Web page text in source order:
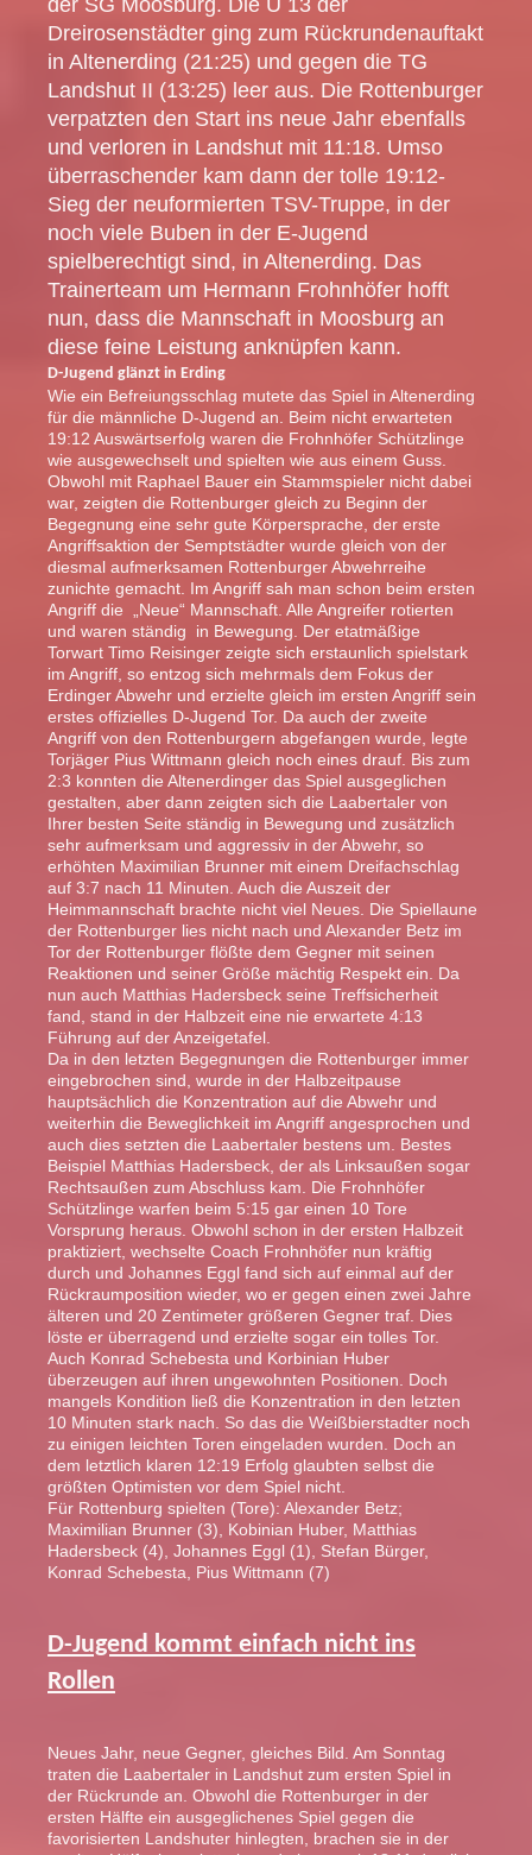
Dreirosenstädter ging zum Rückrundenauftakt
in Altenerding (21:25) und gegen die TG
Landshut II (13:25) leer aus. Die Rottenburger
verpatzten den Start ins neue Jahr ebenfalls
und verloren in Landshut mit 11:18. Umso
überraschender kam dann der tolle 19:12-
Sieg der neuformierten TSV-Truppe, in der
noch viele Buben in der E-Jugend
spielberechtigt sind, in Altenerding. Das
Trainerteam um Hermann Frohnhöfer hofft
nun, dass die Mannschaft in Moosburg an
diese feine Leistung anknüpfen kann.
D-Jugend glänzt in Erding
Wie ein Befreiungsschlag mutete das Spiel in Altenerding
für die männliche D-Jugend an. Beim nicht erwarteten
19:12 Auswärtserfolg waren die Frohnhöfer Schützlinge
wie ausgewechselt und spielten wie aus einem Guss.
Obwohl mit Raphael Bauer ein Stammspieler nicht dabei
war, zeigten die Rottenburger gleich zu Beginn der
Begegnung eine sehr gute Körpersprache, der erste
Angriffsaktion der Semptstädter wurde gleich von der
diesmal aufmerksamen Rottenburger Abwehrreihe
zunichte gemacht. Im Angriff sah man schon beim ersten
Angriff die „Neue“ Mannschaft. Alle Angreifer rotierten
und waren ständig in Bewegung. Der etatmäßige
Torwart Timo Reisinger zeigte sich erstaunlich spielstark
im Angriff, so entzog sich mehrmals dem Fokus der
Erdinger Abwehr und erzielte gleich im ersten Angriff sein
erstes offizielles D-Jugend Tor. Da auch der zweite
Angriff von den Rottenburgern abgefangen wurde, legte
Torjäger Pius Wittmann gleich noch eines drauf. Bis zum
2:3 konnten die Altenerdinger das Spiel ausgeglichen
gestalten, aber dann zeigten sich die Laabertaler von
Ihrer besten Seite ständig in Bewegung und zusätzlich
sehr aufmerksam und aggressiv in der Abwehr, so
erhöhten Maximilian Brunner mit einem Dreifachschlag
auf 3:7 nach 11 Minuten. Auch die Auszeit der
Heimmannschaft brachte nicht viel Neues. Die Spiellaune
der Rottenburger lies nicht nach und Alexander Betz im
Tor der Rottenburger flößte dem Gegner mit seinen
Reaktionen und seiner Größe mächtig Respekt ein. Da
nun auch Matthias Hadersbeck seine Treffsicherheit
fand, stand in der Halbzeit eine nie erwartete 4:13
Führung auf der Anzeigetafel.
Da in den letzten Begegnungen die Rottenburger immer
eingebrochen sind, wurde in der Halbzeitpause
hauptsächlich die Konzentration auf die Abwehr und
weiterhin die Beweglichkeit im Angriff angesprochen und
auch dies setzten die Laabertaler bestens um. Bestes
Beispiel Matthias Hadersbeck, der als Linksaußen sogar
Rechtsaußen zum Abschluss kam. Die Frohnhöfer
Schützlinge warfen beim 5:15 gar einen 10 Tore
Vorsprung heraus. Obwohl schon in der ersten Halbzeit
praktiziert, wechselte Coach Frohnhöfer nun kräftig
durch und Johannes Eggl fand sich auf einmal auf der
Rückraumposition wieder, wo er gegen einen zwei Jahre
älteren und 20 Zentimeter größeren Gegner traf. Dies
löste er überragend und erzielte sogar ein tolles Tor.
Auch Konrad Schebesta und Korbinian Huber
überzeugen auf ihren ungewohnten Positionen. Doch
mangels Kondition ließ die Konzentration in den letzten
10 Minuten stark nach. So das die Weißbierstadter noch
zu einigen leichten Toren eingeladen wurden. Doch an
dem letztlich klaren 12:19 Erfolg glaubten selbst die
größten Optimisten vor dem Spiel nicht.
Für Rottenburg spielten (Tore): Alexander Betz;
Maximilian Brunner (3), Kobinian Huber, Matthias
Hadersbeck (4), Johannes Eggl (1), Stefan Bürger,
Konrad Schebesta, Pius Wittmann (7)
D-Jugend kommt einfach nicht ins
Rollen
Neues Jahr, neue Gegner, gleiches Bild. Am Sonntag
traten die Laabertaler in Landshut zum ersten Spiel in
der Rückrunde an. Obwohl die Rottenburger in der
ersten Hälfte ein ausgeglichenes Spiel gegen die
favorisierten Landshuter hinlegten, brachen sie in der